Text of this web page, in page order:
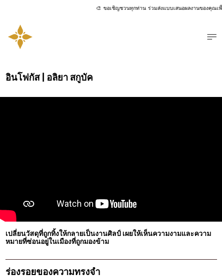
🎨 ขอเชิญชวนทุกท่าน ร่วมส่งแบบเสนอผลงานของคุณเ
เม
อินโฟกัส | อลิยา สกูบัค
เปลี่ยนวัสดุที่ถูกทิ้งให้กลายเป็นงานศิลป์ เผยให้เห็นความงามและความ
หมายที่ซ่อนอยู่ในเมืองที่ถูกมองข้าม
ร่องรอยของความทรงจำ